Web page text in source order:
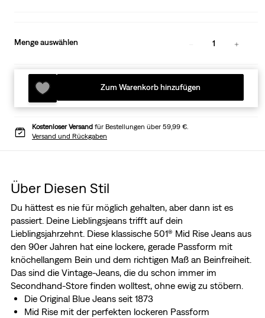
Menge auswählen 1
Zum Warenkorb hinzufügen
Kostenloser Versand für Bestellungen über 59,99 €.
Versand und Rückgaben
Über Diesen Stil
Du hättest es nie für möglich gehalten, aber dann ist es
passiert. Deine Lieblingsjeans trifft auf dein
Lieblingsjahrzehnt. Diese klassische 501® Mid Rise Jeans aus
den 90er Jahren hat eine lockere, gerade Passform mit
knöchellangem Bein und dem richtigen Maß an Beinfreiheit.
Das sind die Vintage-Jeans, die du schon immer im
Secondhand-Store finden wolltest, ohne ewig zu stöbern.
Die Original Blue Jeans seit 1873
Mid Rise mit der perfekten lockeren Passform